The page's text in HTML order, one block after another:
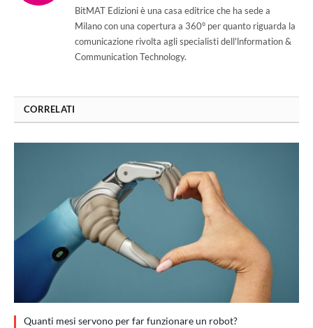
BitMAT Edizioni è una casa editrice che ha sede a
Milano con una copertura a 360° per quanto riguarda la
comunicazione rivolta agli specialisti dell'lnformation &
Communication Technology.
CORRELATI
Quanti mesi servono per far funzionare un robot?